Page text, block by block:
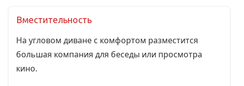
Вместительность
На угловом диване с комфортом разместится
большая компания для беседы или просмотра
кино.